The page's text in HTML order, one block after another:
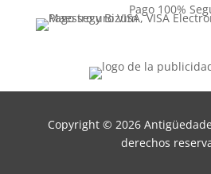
Pago 100%
Copyright © 2026
derechos